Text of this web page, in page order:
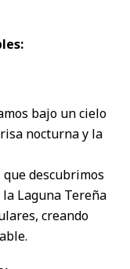
bajo un cielo
nocturna y la
que descubrimos
Laguna Tereña
creando